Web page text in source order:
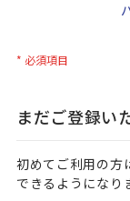
まだご登録い
初めてご利用の方
できるようになり